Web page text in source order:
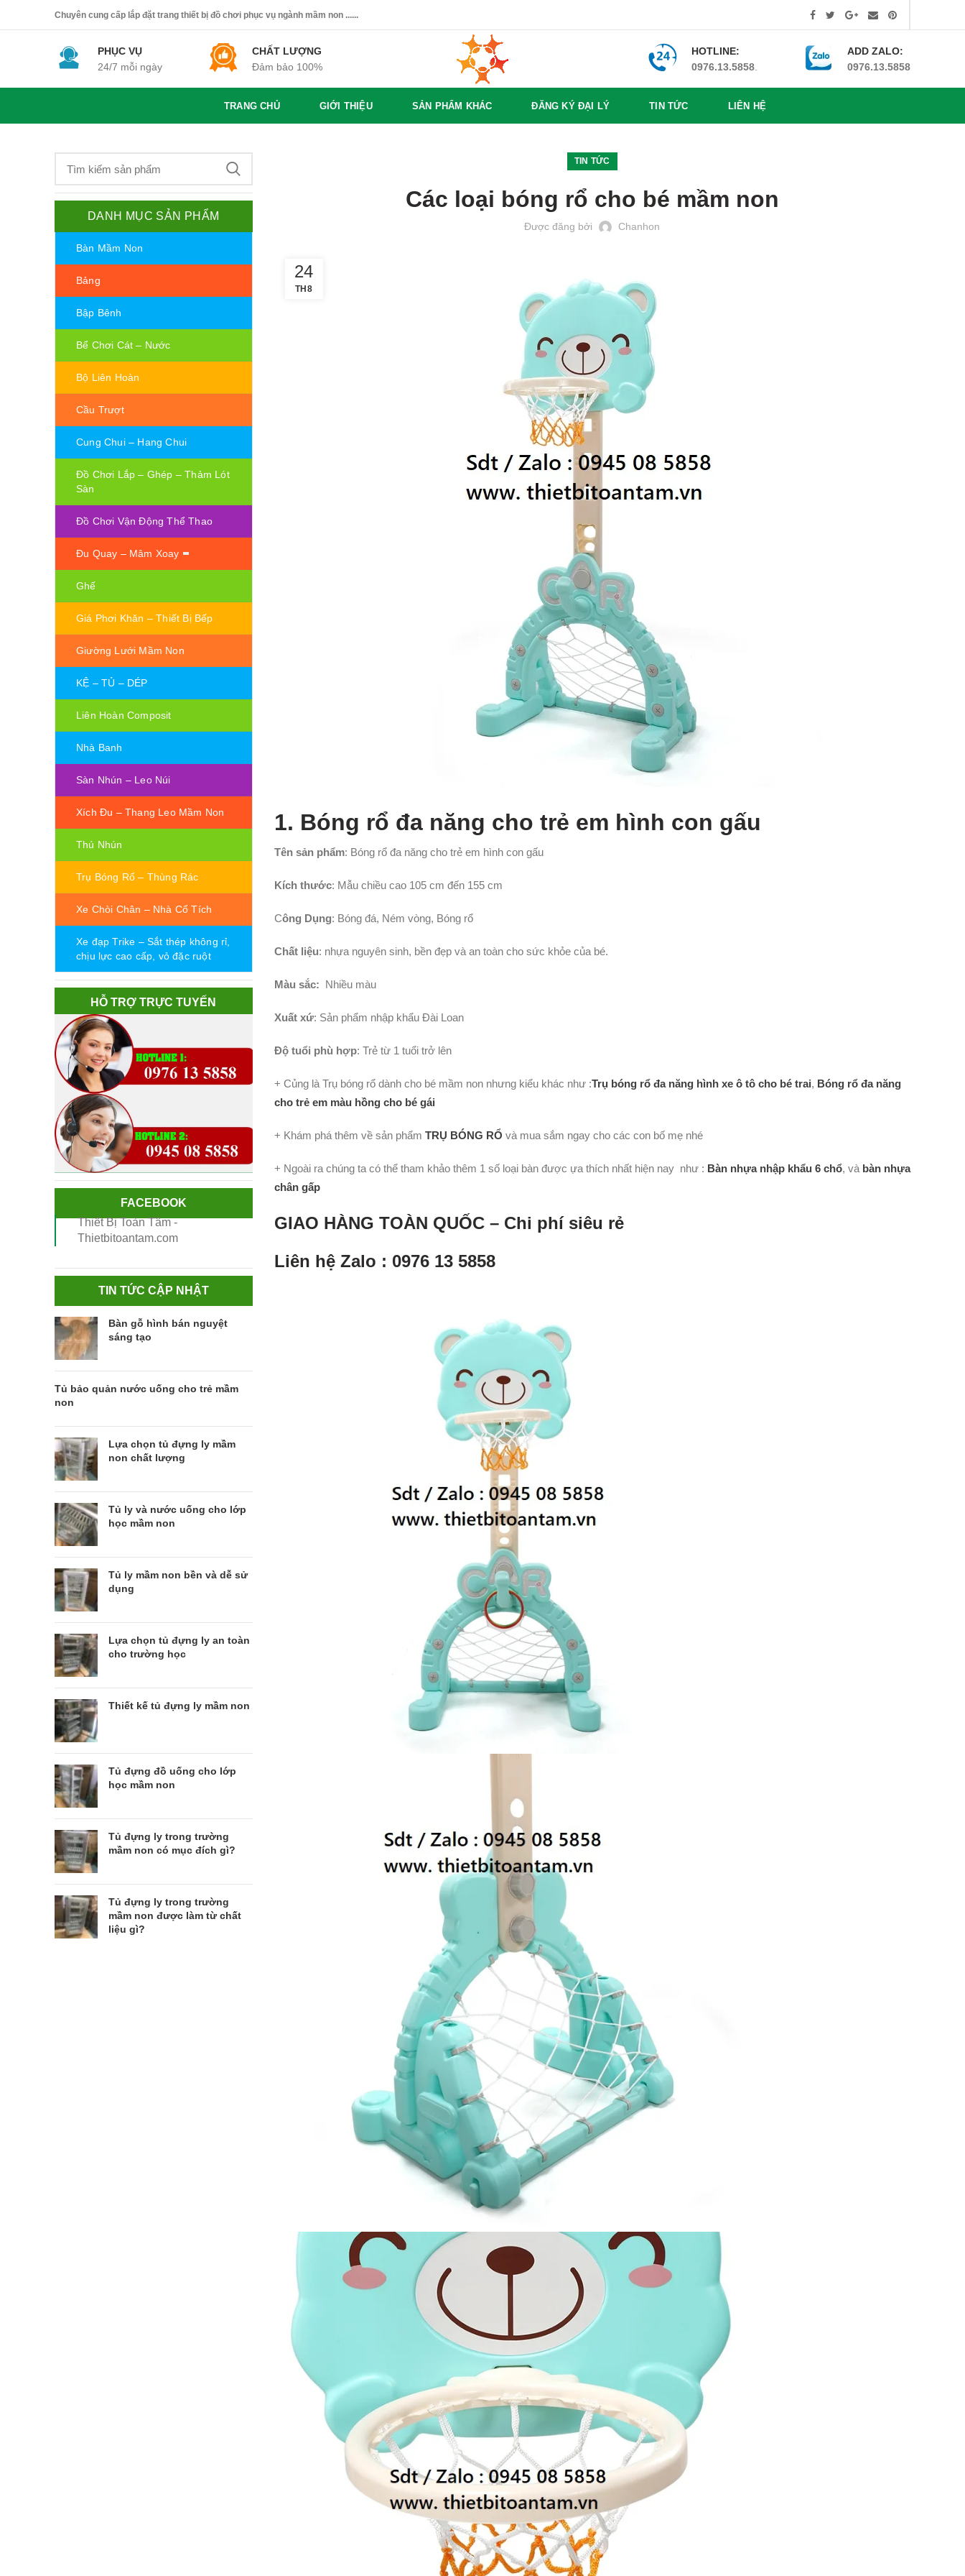
Chuyên cung cấp lắp đặt trang thiết bị đồ chơi phục vụ ngành mầm non ......
PHỤC VỤ
24/7 mỗi ngày
CHẤT LƯỢNG
Đảm bảo 100%
HOTLINE:
0976.13.5858
ADD ZALO:
0976.13.5858
TRANG CHỦ GIỚI THIỆU SẢN PHẨM KHÁC ĐĂNG KÝ ĐẠI LÝ TIN TỨC LIÊN HỆ
TIN TỨC
Các loại bóng rổ cho bé mầm non
Được đăng bởi Chanhon
24
TH8
1. Bóng rổ đa năng cho trẻ em hình con gấu
Tên sản phẩm: Bóng rổ đa năng cho trẻ em hình con gấu
Kích thước: Mẫu chiều cao 105 cm đến 155 cm
Công Dụng: Bóng đá, Ném vòng, Bóng rổ
Chất liệu: nhựa nguyên sinh, bền đẹp và an toàn cho sức khỏe của bé.
Màu sắc: Nhiều màu
Xuất xứ: Sản phẩm nhập khẩu Đài Loan
Độ tuổi phù hợp: Trẻ từ 1 tuổi trở lên
+ Củng là Trụ bóng rổ dành cho bé mầm non nhưng kiểu khác như :Trụ bóng rổ đa năng hình xe ô tô cho bé trai, Bóng rổ đa năng
cho trẻ em màu hồng cho bé gái
+ Khám phá thêm về sản phẩm TRỤ BÓNG RỔ và mua sắm ngay cho các con bố mẹ nhé
+ Ngoài ra chúng ta có thể tham khảo thêm 1 số loại bàn được ựa thích nhất hiện nay như : Bàn nhựa nhập khẩu 6 chổ, và bàn nhựa
chân gấp
GIAO HÀNG TOÀN QUỐC – Chi phí siêu rẻ
Liên hệ Zalo : 0976 13 5858
DANH MỤC SẢN PHẨM
Bàn Mầm Non
Bảng
Bập Bênh
Bể Chơi Cát – Nước
Bộ Liên Hoàn
Cầu Trượt
Cung Chui – Hang Chui
Đồ Chơi Lắp – Ghép – Thảm Lót
Sàn
Đồ Chơi Vận Động Thể Thao
Đu Quay – Mâm Xoay
Ghế
Giá Phơi Khăn – Thiết Bị Bếp
Giường Lưới Mầm Non
KỆ – TỦ – DÉP
Liên Hoàn Composit
Nhà Banh
Sàn Nhún – Leo Núi
Xích Đu – Thang Leo Mầm Non
Thú Nhún
Trụ Bóng Rổ – Thùng Rác
Xe Chòi Chân – Nhà Cổ Tích
Xe đạp Trike – Sắt thép không rỉ,
chịu lực cao cấp, vỏ đặc ruột
HỖ TRỢ TRỰC TUYẾN
FACEBOOK
Thiết Bị Toàn Tâm -
Thietbitoantam.com
TIN TỨC CẬP NHẬT
Bàn gỗ hình bán nguyệt
sáng tạo
Tủ bảo quản nước uống cho trẻ mầm
non
Lựa chọn tủ đựng ly mầm
non chất lượng
Tủ ly và nước uống cho lớp
học mầm non
Tủ ly mầm non bền và dễ sử
dụng
Lựa chọn tủ đựng ly an toàn
cho trường học
Thiết kế tủ đựng ly mầm non
Tủ đựng đồ uống cho lớp
học mầm non
Tủ đựng ly trong trường
mầm non có mục đích gì?
Tủ đựng ly trong trường
mầm non được làm từ chất
liệu gì?